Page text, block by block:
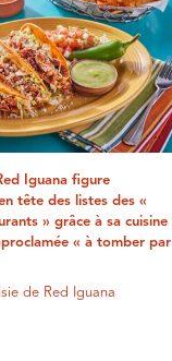
Iguana figure
tête des listes des «
» grâce à sa cuisine
« à tomber par
de Red Iguana